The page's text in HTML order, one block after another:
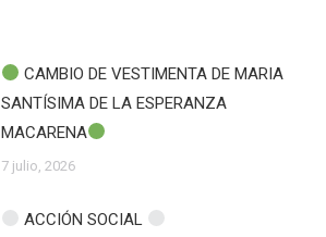
CAMBIO DE VESTIMENTA DE MARIA
SANTÍSIMA DE LA ESPERANZA
MACARENA
7 julio, 2026
ACCIÓN SOCIAL